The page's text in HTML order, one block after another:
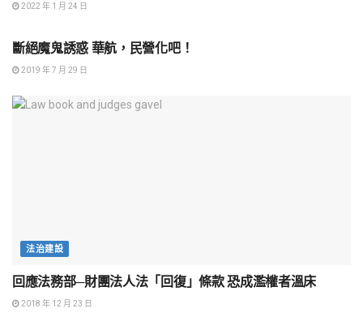
2022 年 1 月 24 日
斷絕魔鬼誘惑 華航，民營化吧！
2019 年 7 月 29 日
法治建設
回應法務部─財團法人法「回復」條款 恐成濫權者溫床
2018 年 12 月 23 日